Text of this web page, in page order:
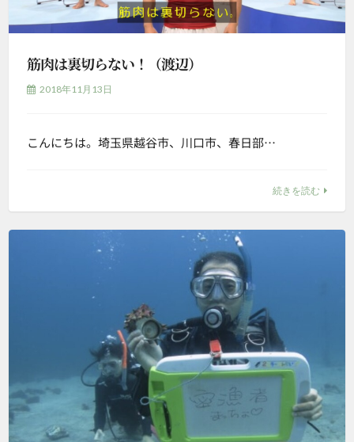
筋肉は裏切らない！（渡辺）
2018年11月13日
こんにちは。埼玉県越谷市、川口市、春日部…
続きを読む